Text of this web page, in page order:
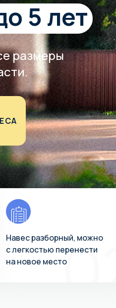
размеры
Навес разборный, можно
с легкостью перенести
на новое место
5 лет